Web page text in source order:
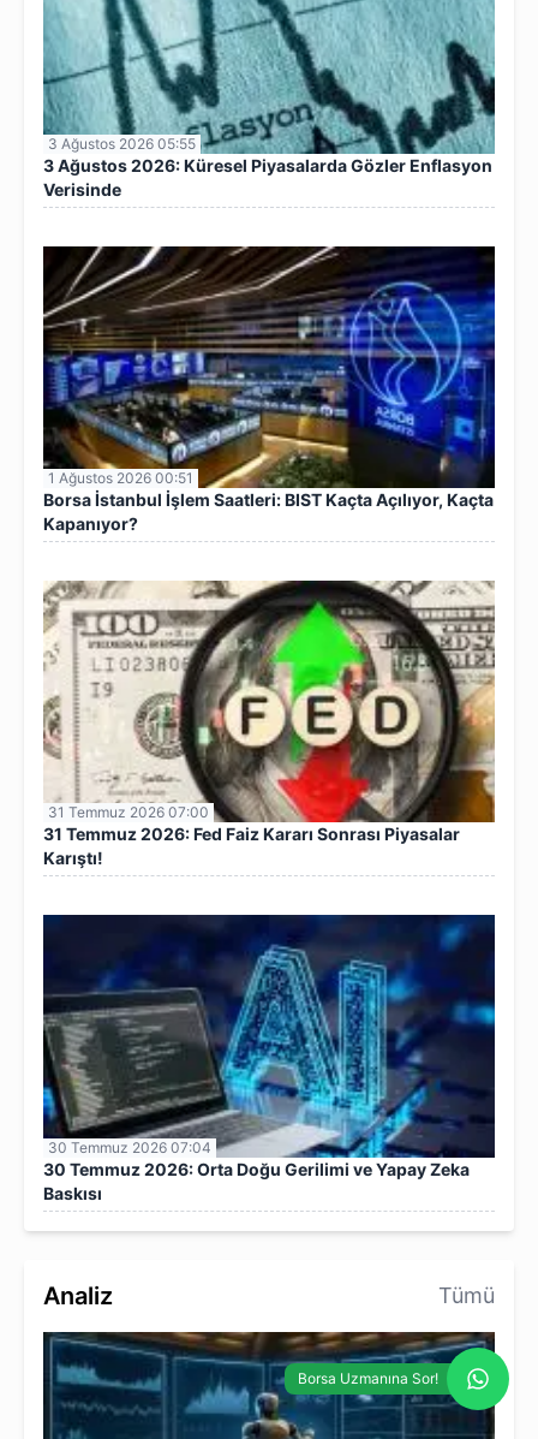
3 Ağustos 2026 05:55
3 Ağustos 2026: Küresel Piyasalarda Gözler Enflasyon
Verisinde
1 Ağustos 2026 00:51
Borsa İstanbul İşlem Saatleri: BIST Kaçta Açılıyor, Kaçta
Kapanıyor?
31 Temmuz 2026 07:00
31 Temmuz 2026: Fed Faiz Kararı Sonrası Piyasalar
Karıştı!
30 Temmuz 2026 07:04
30 Temmuz 2026: Orta Doğu Gerilimi ve Yapay Zeka
Baskısı
Analiz Tümü
Borsa Uzmanına Sor!